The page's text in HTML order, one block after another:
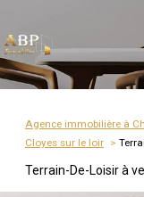
Accueil
Agence immobilière à
Cloyes sur le loir
Terrain-De-Loisir à